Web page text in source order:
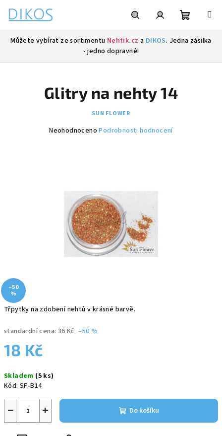
obsah
Můžete vybírat ze sortimentu Nehtik.cz a DIKOS. Jedna zásilka
- jedno dopravné!
Třpytky na zdobení nehtů v krásné barvě.
standardní cena: 36 Kč –50 %
18 Kč
cena:
Skladem (5 ks)
Kód: SF-B14
+
− Do košíku
Glitry na nehty 14
SUN FLOWER
Průměrné
hvězdiček.
Neohodnoceno Podrobnosti hodnocení
–50
%